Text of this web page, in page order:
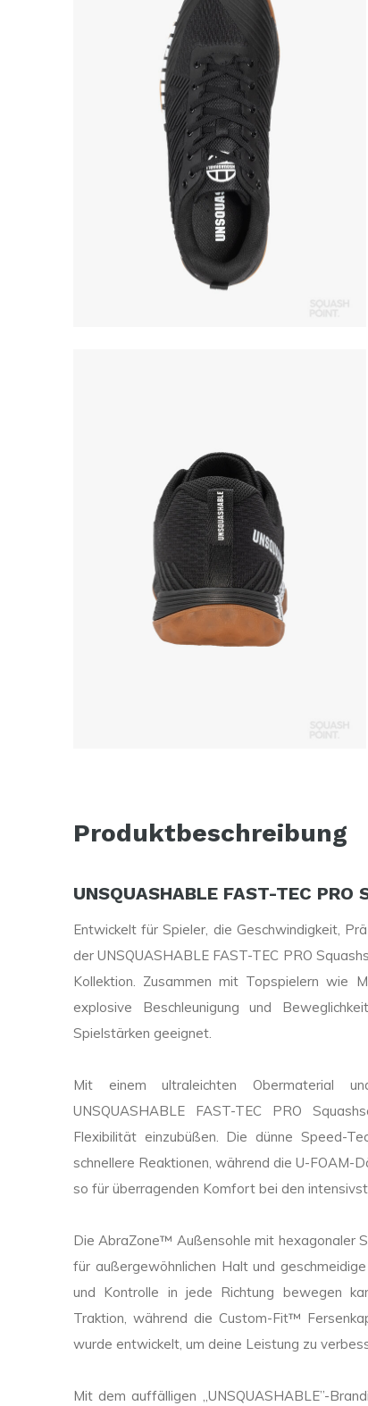
Produktbeschreibung
UNSQUASHABLE FAST-TEC PRO
Entwickelt für Spieler, die Geschwindigkeit,
der UNSQUASHABLE FAST-TEC PRO
Kollektion. Zusammen mit Topspielern wie
explosive Beschleunigung und
Spielstärken geeignet.
Mit einem ultraleichten Obermaterial
UNSQUASHABLE FAST-TEC PRO
Flexibilität einzubüßen. Die dünne Speed-
schnellere Reaktionen, während die U-
so für überragenden Komfort bei den
Die AbraZone™ Außensohle mit hexagonaler
für außergewöhnlichen Halt und
und Kontrolle in jede Richtung bewegen
Traktion, während die Custom-Fit™
wurde entwickelt, um deine Leistung zu
Mit dem auffälligen „UNSQUASHABLE”-